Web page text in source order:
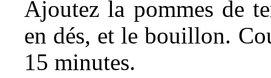
Ajoutez la pommes de
en dés, et le bouillon.
15 minutes.